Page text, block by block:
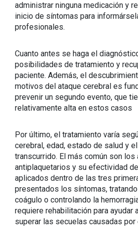
administrar ninguna medicación y
inicio de síntomas para
profesionales.
Cuanto antes se haga el
posibilidades de tratamiento y
paciente. Además, el
motivos del ataque cerebral es
prevenir un segundo evento, que
relativamente alta en estos casos
Por último, el tratamiento varía
cerebral, edad, estado de salud y
transcurrido. El más común son
antiplaquetarios y su efectividad
aplicados dentro de las tres
presentados los síntomas,
coágulo o controlando la
requiere rehabilitación para ayudar
superar las secuelas causadas por